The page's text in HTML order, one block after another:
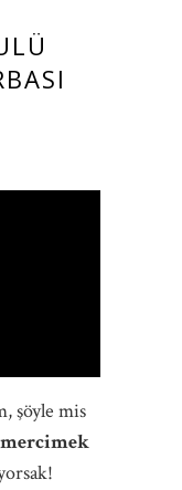
şöyle mis
mercimek